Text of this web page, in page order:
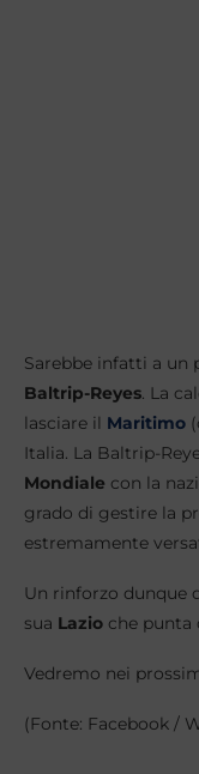
Sarebbe infatti a un
Baltrip-Reyes . La
lasciare il Maritimo
Italia. La Baltrip-
Mondiale con la
grado di gestire la
estremamente
Un rinforzo dunque
sua Lazio che
Vedremo nei
(Fonte: Facebook /